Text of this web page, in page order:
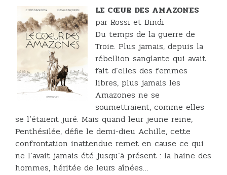
LE CŒUR DES AMAZONES
par Rossi et Bindi
Du temps de la guerre de
Troie. Plus jamais, depuis la
rébellion sanglante qui avait
fait d’elles des femmes
libres, plus jamais les
Amazones ne se
soumettraient, comme elles
se l’étaient juré. Mais quand leur jeune reine,
Penthésilée, défie le demi-dieu Achille, cette
confrontation inattendue remet en cause ce qui
ne l’avait jamais été jusqu’à présent : la haine des
hommes, héritée de leurs aînées…